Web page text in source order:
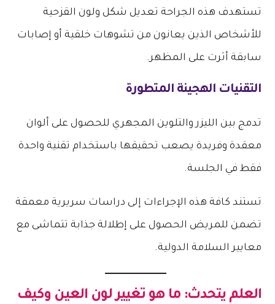
تستهدف هذه الجراحة تعديل شكل ولون القزحية
للأشخاص الذين يعانون من تشوهات خلقية أو إصابات
سابقة أثرت على المظهر.
التقنيات الهجينة المتطورة
تدمج بين الليزر والتلوين المجهري للحصول على ألوان
معقدة وفريدة يصعب تحقيقها باستخدام تقنية واحدة
فقط في الجلسة.
تستند كافة هذه الإجراءات إلى دراسات سريرية معمقة
تضمن للمريض الحصول على إطلالة جذابة تتماشى مع
معايير السلامة الدولية.
العلم يتحدث: ما هو تغيير لون العين وكيف